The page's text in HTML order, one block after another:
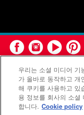
연합감리교회 공보부
합감
우리는 소셜 미디어 기
가 올바로 동작하고 개
해 쿠키를 사용하고 있
용 정보를 회사의 소셜
합니다. Cookie policy